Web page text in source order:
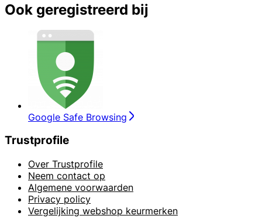
Ook geregistreerd bij
Google Safe Browsing
Trustprofile
Over Trustprofile
Neem contact op
Algemene voorwaarden
Privacy policy
Vergelijking webshop keurmerken